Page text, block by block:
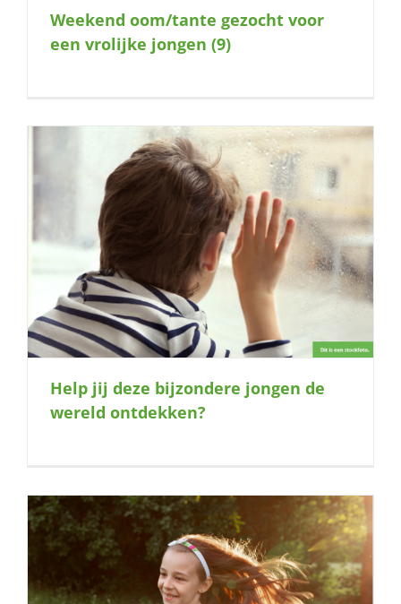
Weekend oom/tante gezocht voor
een vrolijke jongen (9)
Help jij deze bijzondere jongen de
wereld ontdekken?